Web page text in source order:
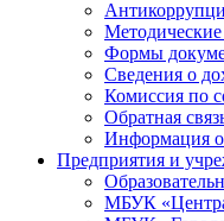
Формы
Сведения о
Комиссия по
Обратная
Информация о
Предприятия и
МБУК